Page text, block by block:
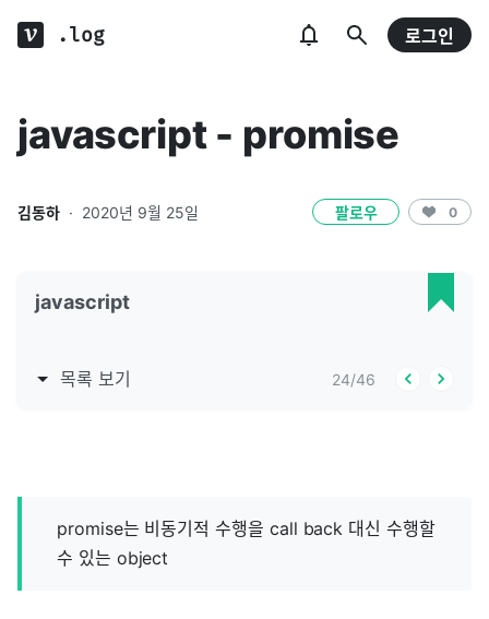
.log 로그인
javascript - promise
김동하 · 2020년 9월 25일 팔로우 0
javascript
목록 보기 24/46
promise는 비동기적 수행을 call back 대신 수행할
수 있는 object